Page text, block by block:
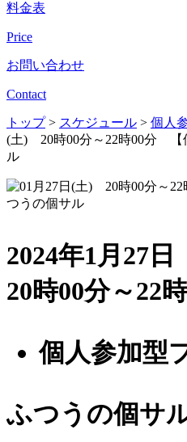
料金表
Price
お問い合わせ
Contact
トップ> スケジュール > 個人
(土) 20時00分～22時00分
ル
2024年1月27日
20時00分～22
個人参加型
ふつうの個サ